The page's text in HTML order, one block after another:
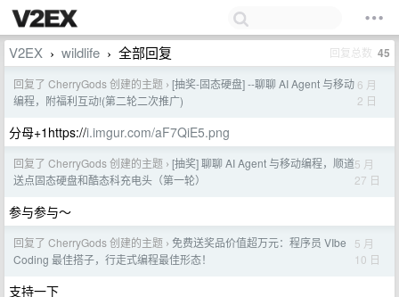
V2EX › wildlife › 全部回复 回复总数 45
回复了 CherryGods 创建的主题 › [抽奖-固态硬盘] --聊聊 AI Agent 与移动
编程，附福利互动!(第二轮二次推广)
6 月
2 日
分母+1https://i.imgur.com/aF7QiE5.png
回复了 CherryGods 创建的主题 › [抽奖] 聊聊 AI Agent 与移动编程，顺道
送点固态硬盘和酷态科充电头（第一轮）
5 月
27 日
参与参与～
回复了 CherryGods 创建的主题 › 免费送奖品价值超万元：程序员 VIbe
Coding 最佳搭子，行走式编程最佳形态！
5 月
10 日
支持一下